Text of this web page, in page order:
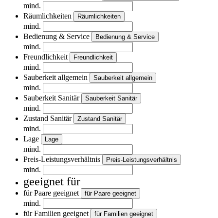
mind.
Räumlichkeiten
Räumlichkeiten
mind.
Bedienung & Service
Bedienung & Service
mind.
Freundlichkeit
Freundlichkeit
mind.
Sauberkeit allgemein
Sauberkeit allgemein
mind.
Sauberkeit Sanitär
Sauberkeit Sanitär
mind.
Zustand Sanitär
Zustand Sanitär
mind.
Lage
Lage
mind.
Preis-Leistungsverhältnis
Preis-Leistungsverhältnis
mind.
geeignet für
für Paare geeignet für Paare geeignet
mind.
für Familien geeignet
für Familien geeignet